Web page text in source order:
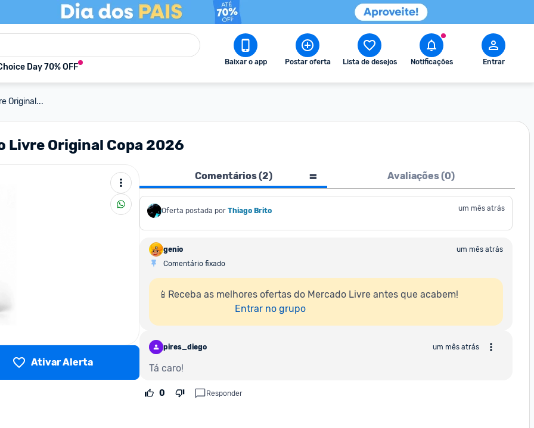
Day 70% OFF Baixar o app Postar oferta Lista de desejos Notificações Entrar
Original...
Livre Original Copa 2026
Ativar Alerta
Comentários (2) Avaliações (0)
Oferta postada por Thiago Brito um mês atrás
genio
um mês atrás
Comentário fixado
📱Receba as melhores ofertas do Mercado Livre antes que acabem!
Entrar no grupo
pires_diego um mês atrás
Tá caro!
0 Responder